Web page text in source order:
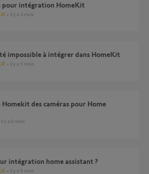
pour intégration HomeKit
il y a 3 mois
impossible à intégrer dans HomeKit
il y a 3 mois
il y a 6 mois
intégration home assistant ?
il y a 6 mois